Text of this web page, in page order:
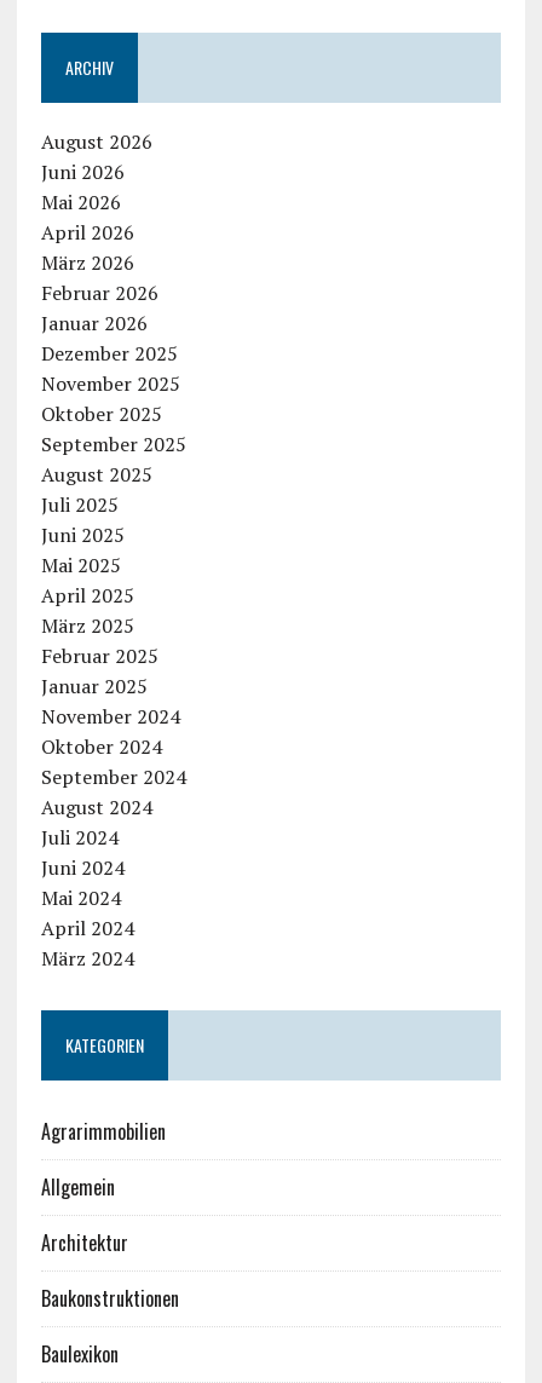
ARCHIV
August 2026
Juni 2026
Mai 2026
April 2026
März 2026
Februar 2026
Januar 2026
Dezember 2025
November 2025
Oktober 2025
September 2025
August 2025
Juli 2025
Juni 2025
Mai 2025
April 2025
März 2025
Februar 2025
Januar 2025
November 2024
Oktober 2024
September 2024
August 2024
Juli 2024
Juni 2024
Mai 2024
April 2024
März 2024
KATEGORIEN
Agrarimmobilien
Allgemein
Architektur
Baukonstruktionen
Baulexikon